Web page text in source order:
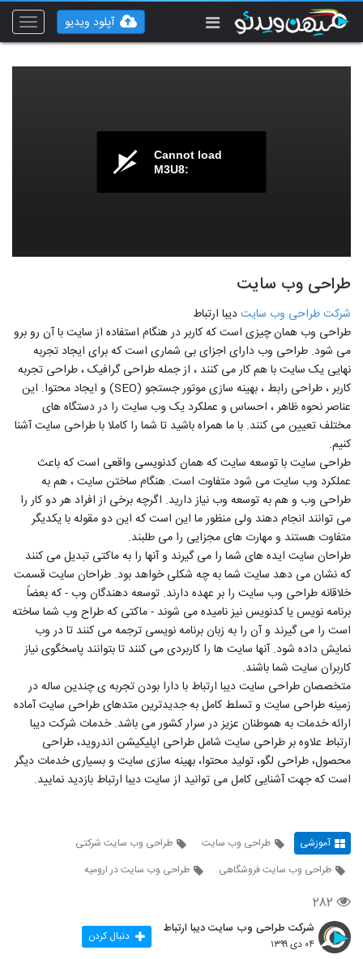
Toggle
آپلود ویدیو
Cannot load
M3U8:
طراحی وب سایت
شرکت طراحی وب سایتدیبا ارتباط
طراحی وب همان چیزی است که کاربر در هنگام استفاده از سایت با آن رو برو
می شود. طراحی وب دارای اجزای بی شماری است که برای ایجاد تجربه
نهایی یک سایت با هم کار می کنند ، از جمله طراحی گرافیک ، طراحی تجربه
کاربر ، طراحی رابط ، بهینه سازی موتور جستجو (SEO) و ایجاد محتوا. این
عناصر نحوه ظاهر ، احساس و عملکرد یک وب سایت را در دستگاه های
مختلف تعیین می کنند. با ما همراه باشید تا شما را کاملا با طراحی سایت آشنا
کنیم.
طراحی سایت با توسعه سایت که همان کدنویسی واقعی است که باعث
عملکرد وب سایت می شود متفاوت است. هنگام ساختن سایت ، هم به
طراحی وب و هم به توسعه وب نیاز دارید. اگرچه برخی از افراد هر دو کار را
می توانند انجام دهند ولی منظور ما این است که این دو مقوله با یکدیگر
متفاوت هستند و مهارت های مجزایی را می طلبند.
طراحان سایت ایده های شما را می گیرند و آنها را به ماکتی تبدیل می کنند
که نشان می دهد سایت شما به چه شکلی خواهد بود. طراحان سایت قسمت
خلاقانه طراحی وب سایت را بر عهده دارند. توسعه دهندگان وب - که بعضاً
برنامه نویس یا کدنویس نیز نامیده می شوند - ماکتی که طراح وب شما ساخته
است را می گیرند و آن را به زبان برنامه نویسی ترجمه می کنند تا در وب
نمایش داده شود. آنها سایت ها را کاربردی می کنند تا بتوانند پاسخگوی نیاز
کاربران سایت شما باشند.
متخصصان طراحی سایت دیبا ارتباط با دارا بودن تجربه ی چندین ساله در
زمینه طراحی سایت و تسلط کامل به جدیدترین متدهای طراحی سایت آماده
ارائه خدمات به هموطنان عزیز در سرار کشور می باشد. خدمات شرکت دیبا
ارتباط علاوه بر طراحی سایت شامل طراحی اپلیکیشن اندروید، طراحی
محصول، طراحی لگو، تولید محتوا، بهینه سازی سایت و بسیاری خدمات دیگر
است که جهت آشنایی کامل می توانید از سایت دیبا ارتباط بازدید نمایید.
آموزشی طراحی وب سایت
طراحی وب سایت شرکتی
طراحی وب سایت فروشگاهی
طراحی وب سایت در ارومیه
۲۸۲
شرکت طراحی وب سایت دیبا ارتباط
۰۴ دی ۱۳۹۹ دنبال کردن